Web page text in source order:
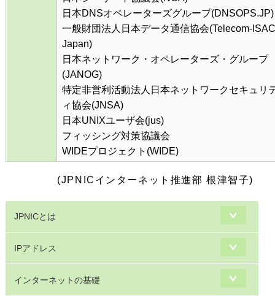
日本DNSオペレーターズグループ(DNSOPS.JP)
一般財団法人日本データ通信協会(Telecom-ISAC
Japan)
日本ネットワーク・オペレーターズ・グループ
(JANOG)
特定非営利活動法人日本ネットワークセキュリ
ィ協会(JNSA)
日本UNIXユーザ会(jus)
フィッシング対策協議会
WIDEプロジェクト(WIDE)
(JPNICインターネット推進部 根津智子)
JPNICとは
IPアドレス
インターネットの基礎